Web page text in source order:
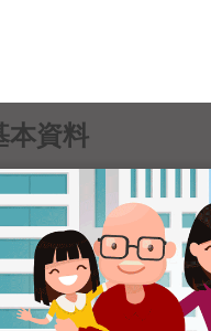
本資料